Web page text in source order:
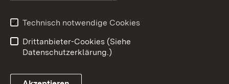
Technisch notwendige Cookies
Drittanbieter-Cookies (Siehe
Datenschutzerklärung.)